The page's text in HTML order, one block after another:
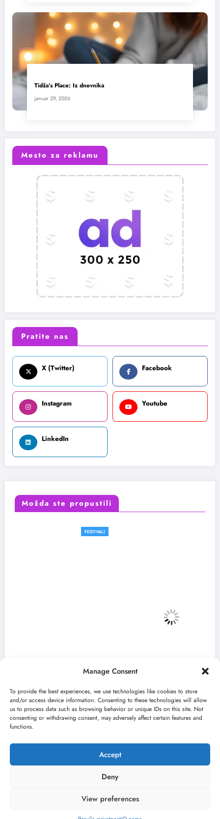
Manage Consent
To provide the best experiences, we use technologies like cookies to store
and/or access device information. Consenting to these technologies will allow
us to process data such as browsing behavior or unique IDs on this site. Not
consenting or withdrawing consent, may adversely affect certain features and
functions.
Accept
Deny
View preferences
Tidža’s Place: Iz dnevnika
januar 29, 2026
Mesto za reklamu
Pratite nas
X (Twitter) Facebook
Instagram Youtube
LinkedIn
Možda ste propustili
„Najveći mali festival u Vojvodini“ i ovog
Kulturni kišobran
O nama Uslovi
Kontakt
Kulturni kišobran| Powered BySpiceThemes